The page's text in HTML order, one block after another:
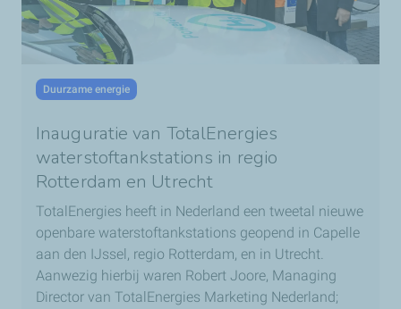
Duurzame energie
Inauguratie van TotalEnergies
waterstoftankstations in regio
Rotterdam en Utrecht
TotalEnergies heeft in Nederland een tweetal nieuwe
openbare waterstoftankstations geopend in Capelle
aan den IJssel, regio Rotterdam, en in Utrecht.
Aanwezig hierbij waren Robert Joore, Managing
Director van TotalEnergies Marketing Nederland;